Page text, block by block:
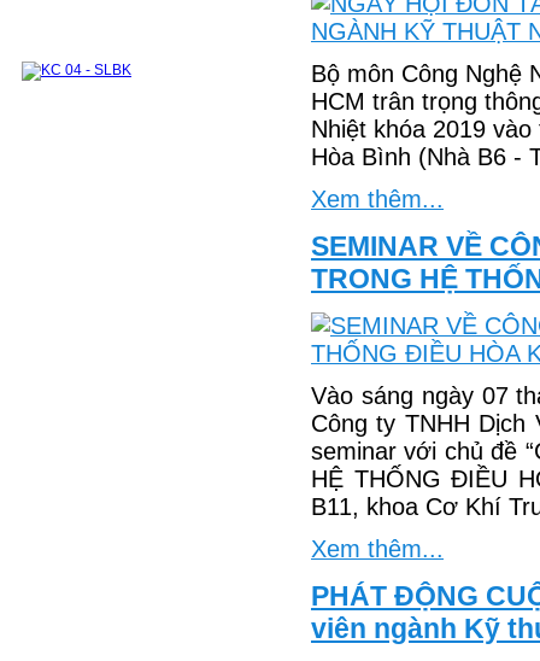
Bộ môn Công Nghệ
HCM trân trọng
Nhiệt khóa 2019
Hòa Bình (Nhà B6 -
Xem thêm...
SEMINAR VỀ
TRONG HỆ
Vào sáng ngày 07
Công ty TNHH
seminar với chủ đề
HỆ THỐNG ĐIỀU
B11, khoa Cơ Khí
Xem thêm...
PHÁT ĐỘNG
viên ngành Kỹ